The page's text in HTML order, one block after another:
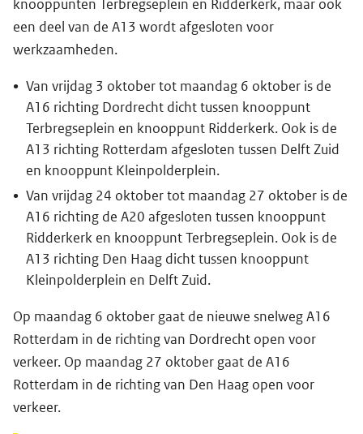
knooppunten Terbregseplein en Ridderkerk, maar ook
een deel van de A13 wordt afgesloten voor
werkzaamheden.
Van vrijdag 3 oktober tot maandag 6 oktober is de
A16 richting Dordrecht dicht tussen knooppunt
Terbregseplein en knooppunt Ridderkerk. Ook is de
A13 richting Rotterdam afgesloten tussen Delft Zuid
en knooppunt Kleinpolderplein.
Van vrijdag 24 oktober tot maandag 27 oktober is de
A16 richting de A20 afgesloten tussen knooppunt
Ridderkerk en knooppunt Terbregseplein. Ook is de
A13 richting Den Haag dicht tussen knooppunt
Kleinpolderplein en Delft Zuid.
Op maandag 6 oktober gaat de nieuwe snelweg A16
Rotterdam in de richting van Dordrecht open voor
verkeer. Op maandag 27 oktober gaat de A16
Rotterdam in de richting van Den Haag open voor
verkeer.